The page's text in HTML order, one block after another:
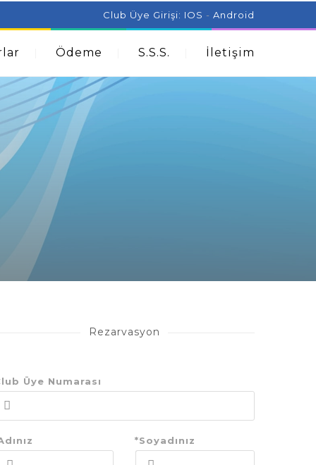
Can Help With Acne Problems Aromatherapy And
Club Üye Girişi: IOS - Android
Ödeme S.S.S. İletişim
Rezarvasyon
Üye Numarası
*Soyadınız